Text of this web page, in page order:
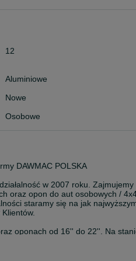
12
Aluminiowe
Nowe
Osobowe
DAWMAC POLSKA
w 2007 roku. Zajmujemy
oraz opon do aut osobowych /
staramy się na jak
oponach od 16'' do 22''. Na
ISPIRI, OEMS, VEEMANN,